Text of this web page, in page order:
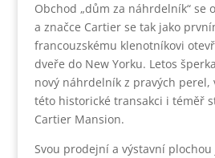
Obchod „dům za náhrdelník“ se
a značce Cartier se tak jako
francouzskému klenotníkovi
dveře do New Yorku. Letos
nový náhrdelník z pravých perel,
této historické transakci i téměř
Cartier Mansion.
Svou prodejní a výstavní